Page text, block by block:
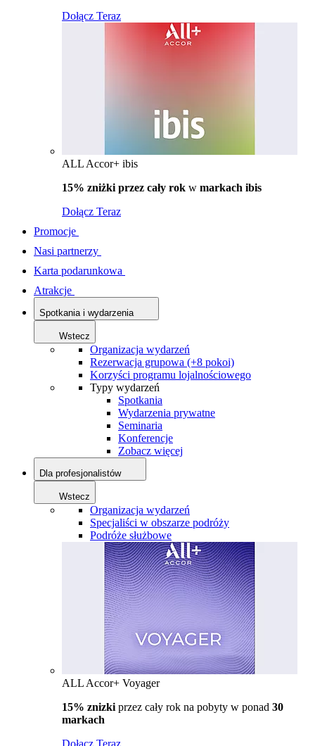
Dołącz Teraz
ALL Accor+ ibis
15% zniżki przez cały rok w markach ibis
Dołącz Teraz
Promocje
Nasi partnerzy
Karta podarunkowa
Atrakcje
Spotkania i wydarzenia
Wstecz
Organizacja wydarzeń
Rezerwacja grupowa (+8 pokoi)
Korzyści programu lojalnościowego
Typy wydarzeń
Spotkania
Wydarzenia prywatne
Seminaria
Konferencje
Zobacz więcej
Dla profesjonalistów
Wstecz
Organizacja wydarzeń
Specjaliści w obszarze podróży
Podróże służbowe
ALL Accor+ Voyager
15% znizki przez cały rok na pobyty w ponad 30
markach
Dołącz Teraz